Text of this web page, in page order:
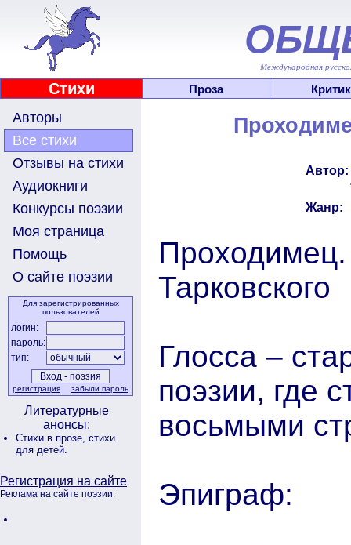
Международная
Стихи Проза
Авторы
Все стихи
Отзывы на стихи
Аудиокниги
Конкурсы поэзии
Моя страница
Помощь
О сайте поэзии
Для зарегистрированных
пользователей
логин:
пароль:
тип:
регистрация забыли пароль
Литературные
анонсы:
Стихи в прозе, стихи
для детей.
Регистрация на сайте
Реклама на сайте поэзии:
Автор:
Жанр:
Тарковского
Глосса –
поэзии, где
восьмыми
Эпиграф: